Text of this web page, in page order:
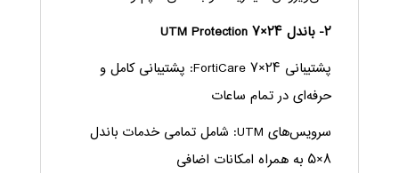
۲- باندل ۲۴×۷ UTM Protection
پشتیبانی ۲۴×۷ FortiCare: پشتیبانی کامل و
حرفه‌ای در تمام ساعات
سرویس‌های UTM: شامل تمامی خدمات باندل
۸×۵ به همراه امکانات اضافی